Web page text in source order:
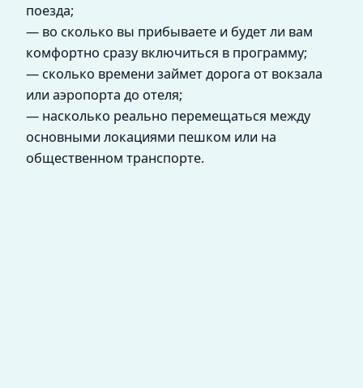
поезда;
— во сколько вы прибываете и будет ли вам
комфортно сразу включиться в программу;
— сколько времени займет дорога от вокзала
или аэропорта до отеля;
— насколько реально перемещаться между
основными локациями пешком или на
общественном транспорте.